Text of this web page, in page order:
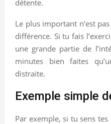
détente.
Le plus important n’est
différence. Si tu fais
une grande partie de
minutes bien faites
distraite.
Exemple simple
Par exemple, si tu sens